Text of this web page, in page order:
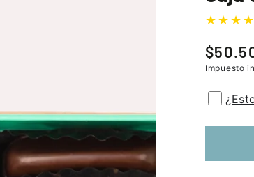
Precio
regular
Impuesto